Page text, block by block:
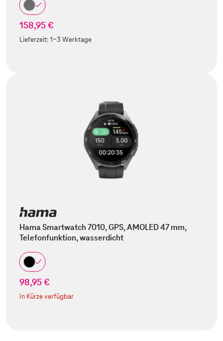
158,95 €
Lieferzeit:1-3 Werktage
Hama Smartwatch 7010, GPS, AMOLED 47 mm,
Telefonfunktion, wasserdicht
98,95 €
In Kürze verfügbar